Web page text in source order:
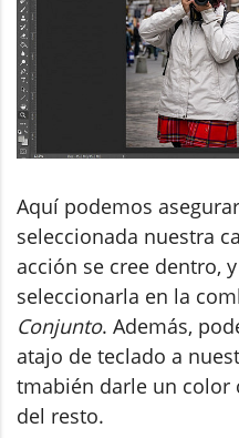
Aquí podemos
seleccionada nuestra
acción se cree dentro,
seleccionarla en la
Conjunto. Además,
atajo de teclado a
tmabién darle un color
del resto.